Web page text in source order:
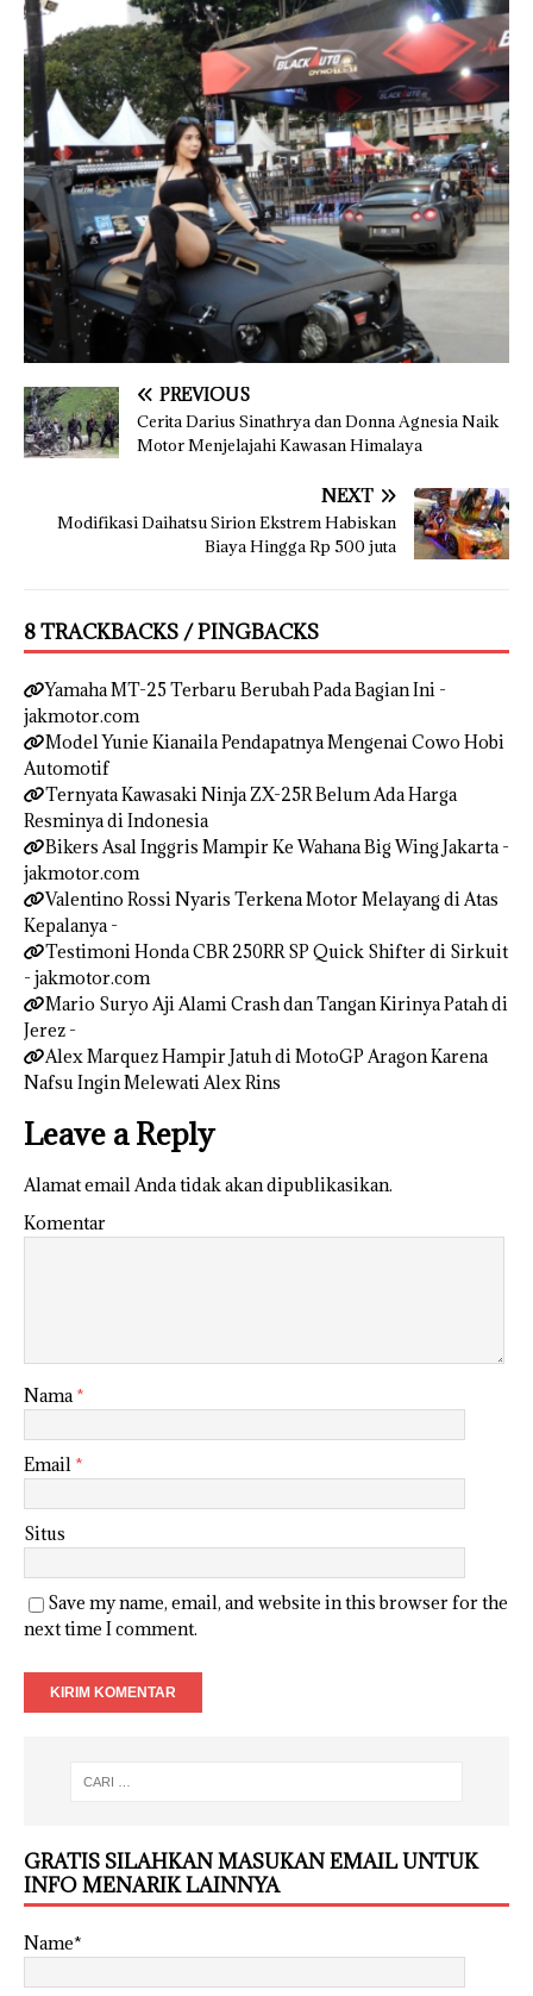
PREVIOUS
Cerita Darius Sinathrya dan Donna Agnesia Naik
Motor Menjelajahi Kawasan Himalaya
NEXT
Modifikasi Daihatsu Sirion Ekstrem Habiskan
Biaya Hingga Rp 500 juta
8 TRACKBACKS / PINGBACKS
Yamaha MT-25 Terbaru Berubah Pada Bagian Ini -
jakmotor.com
Model Yunie Kianaila Pendapatnya Mengenai Cowo Hobi
Automotif
Ternyata Kawasaki Ninja ZX-25R Belum Ada Harga
Resminya di Indonesia
Bikers Asal Inggris Mampir Ke Wahana Big Wing Jakarta -
jakmotor.com
Valentino Rossi Nyaris Terkena Motor Melayang di Atas
Kepalanya -
Testimoni Honda CBR 250RR SP Quick Shifter di Sirkuit
- jakmotor.com
Mario Suryo Aji Alami Crash dan Tangan Kirinya Patah di
Jerez -
Alex Marquez Hampir Jatuh di MotoGP Aragon Karena
Nafsu Ingin Melewati Alex Rins
Leave a Reply
Alamat email Anda tidak akan dipublikasikan.
Komentar
Nama*
Email *
Situs
Save my name, email, and website in this browser for the
next time I comment.
GRATIS SILAHKAN MASUKAN EMAIL UNTUK
INFO MENARIK LAINNYA
Name*